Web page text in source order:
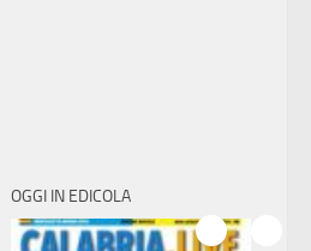
OGGI IN EDICOLA